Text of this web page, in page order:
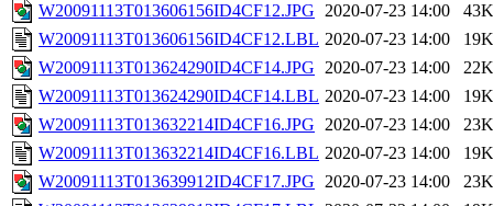
W20091113T013606156ID4CF12.JPG 2020-07-23 14:00
43K
W20091113T013606156ID4CF12.LBL 2020-07-23 14:00
19K
W20091113T013624290ID4CF14.JPG 2020-07-23 14:00
22K
W20091113T013624290ID4CF14.LBL 2020-07-23 14:00
19K
W20091113T013632214ID4CF16.JPG 2020-07-23 14:00
23K
W20091113T013632214ID4CF16.LBL 2020-07-23 14:00
19K
W20091113T013639912ID4CF17.JPG 2020-07-23 14:00
23K